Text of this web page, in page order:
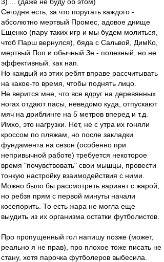
Сегодня есть, за что поругать каждого -
абсолютно мертвый Промес, адовое днище
Ещенко (пару таких игр и мы будем молиться,
чтоб Парш вернулся), бяда с Сальвой, ДимКо,
мертвый Поп и обычный Зе - полезный, но не
эффективный. как нап.
Но каждый из этих ребят вправе рассчитывать
на какое-то время, чтобы поднять лицо.
Не верится мне, что все вдруг на деревянных
ногах отдают пасы, неведомо куда, отпускают
мяч на дриблинге на 5 метров вперед и т.д.
Имхо, это нагрузки. Нет, не с утра их гоняли
кроссом по пляжам, но после закладки
фундамента на сезон (особенно при
непривычной работе) требуется некоторое
время "почувствовать" свои мышцы, провести
тонкую настройку взаимодействия с ними.
Можно было бы рассмотреть вариант с жарой,
но ребзя прям с первой минуты начали
косепорить. То есть жара не могла еще
выудить из их организма остатки футболистов.
Про пропущенный гол напишу позже (может,
реально я не прав), про плохое тоже писать не
стану, хотя парочка футболеров выбесила.